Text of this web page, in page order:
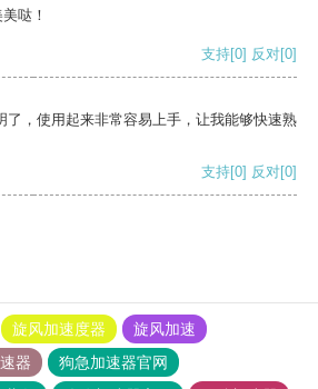
哒！
支持[0] 反对[0]
了，使用起来非常容易上手，让我能够快速熟
支持[0] 反对[0]
旋风加速度器
旋风加速
器
狗急加速器官网